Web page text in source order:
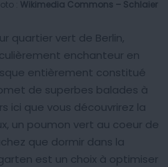
: Wikimedia Commons – Schlaier
quartier vert de Berlin,
enchanteur en
entièrement constitué
de superbes balades à
ici que vous découvrirez la
un poumon vert au coeur de
que dormir dans la
est un choix à optimiser